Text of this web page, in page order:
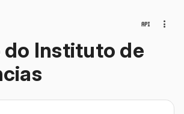
Instituto de